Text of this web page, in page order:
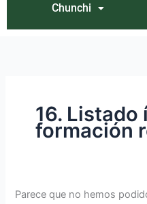
Chunchi
16. Listado
formación
Parece que no hemos